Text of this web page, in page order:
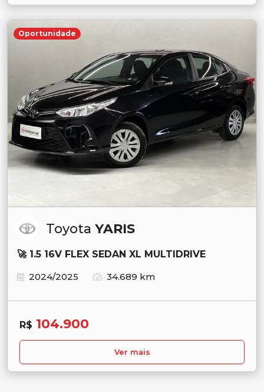
Oportunidade
Toyota YARIS
🚀 1.5 16V FLEX SEDAN XL MULTIDRIVE
2024/2025
34.689 km
R$ 104.900
Ver mais